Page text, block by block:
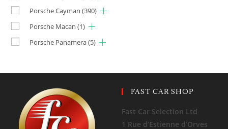
Porsche Cayman (390)
Porsche Macan (1)
Porsche Panamera(5)
FAST CAR SHOP
Fast Car Selection Ltd
1 Rue d’Estienne d’Orves